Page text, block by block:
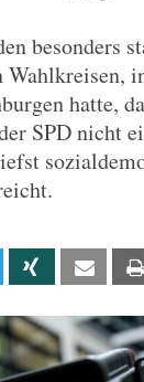
besonders
hatte,
SPD nicht
Linkedin Xing Email